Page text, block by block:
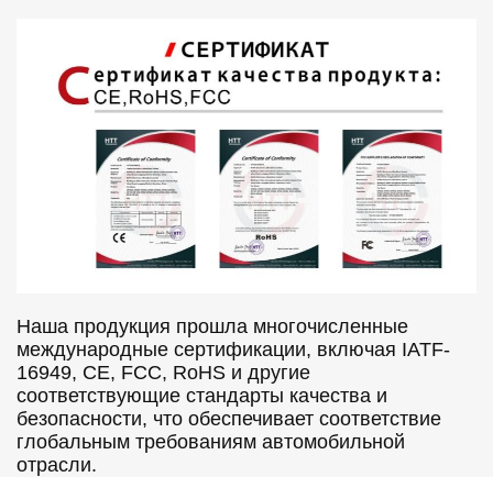
Наша продукция прошла многочисленные
международные сертификации, включая IATF-
16949, CE, FCC, RoHS и другие
соответствующие стандарты качества и
безопасности, что обеспечивает соответствие
глобальным требованиям автомобильной
отрасли.